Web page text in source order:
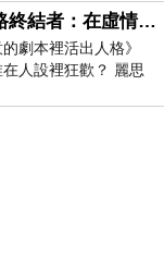
和AI 共創小說，《套路終結者：在虛情假意的劇本裡活出人格》
劇本裡活出人格》
人設裡狂歡？ 麗思
光昏